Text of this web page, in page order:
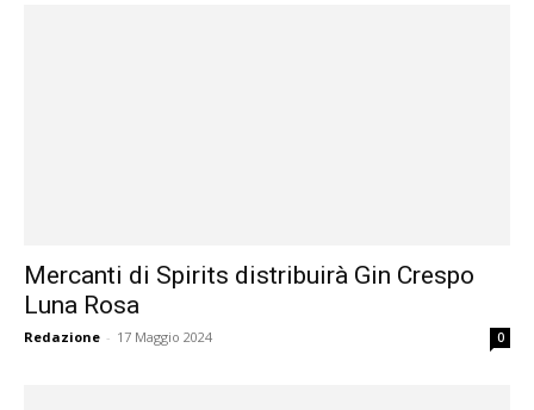
Mercanti di Spirits distribuirà Gin Crespo
Luna Rosa
Redazione - 17 Maggio 2024 0